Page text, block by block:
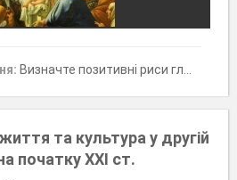
Визначте позитивні риси глобалізаціі (чотири відповіді)
та культура у другій
початку ХХІ ст.